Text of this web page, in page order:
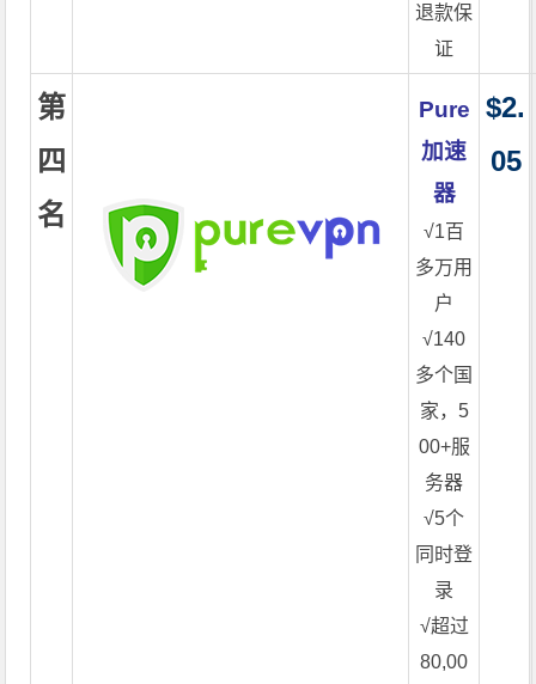
退款保
证
第
四
名
Pure
加速
器
√1百
多万用
户
√140
多个国
家，5
00+服
务器
√5个
同时登
录
√超过
80,00
$2.
05